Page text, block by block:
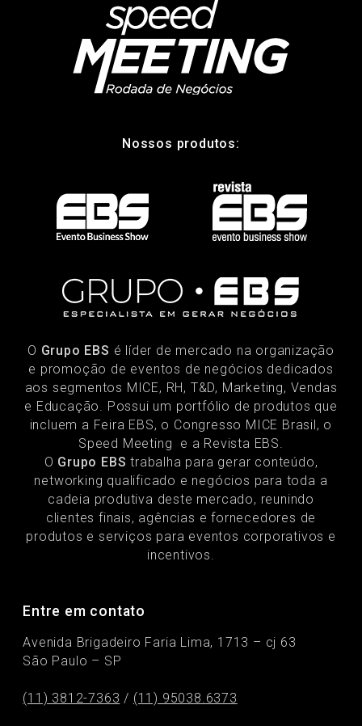
Nossos produtos:
O Grupo EBS é líder de mercado na organização
e promoção de eventos de negócios dedicados
aos segmentos MICE, RH, T&D, Marketing, Vendas
e Educação. Possui um portfólio de produtos que
incluem a Feira EBS, o Congresso MICE Brasil, o
Speed Meeting e a Revista EBS.
O Grupo EBS trabalha para gerar conteúdo,
networking qualificado e negócios para toda a
cadeia produtiva deste mercado, reunindo
clientes finais, agências e fornecedores de
produtos e serviços para eventos corporativos e
incentivos.
Entre em contato
Avenida Brigadeiro Faria Lima, 1713 – cj 63
São Paulo – SP
(11) 3812-7363 / (11) 95038.6373